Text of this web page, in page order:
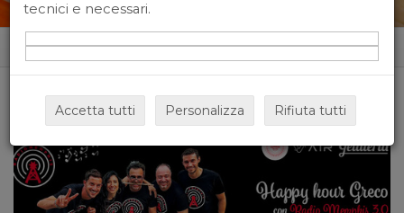
Home News&events
tecnici e necessari.
Accetta tutti Personalizza Rifiuta tutti